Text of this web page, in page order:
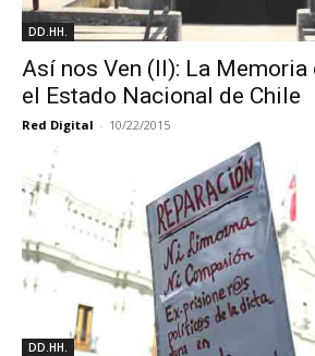
DD.HH.
Así nos Ven (II): La Memoria
el Estado Nacional de Chile
Red Digital - 10/22/2015
DD.HH.